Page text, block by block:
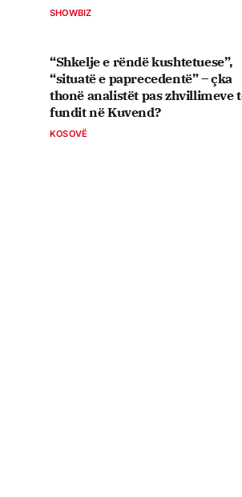
SHOWBIZ
“Shkelje e rëndë kushtetuese”,
“situatë e paprecedentë” – çka
thonë analistët pas zhvillimeve
fundit në Kuvend?
KOSOVË